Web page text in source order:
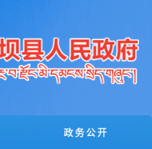
政务公开